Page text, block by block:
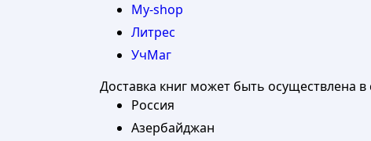
My-shop
Литрес
УчМаг
Доставка книг может быть осуществлена
Россия
Азербайджан